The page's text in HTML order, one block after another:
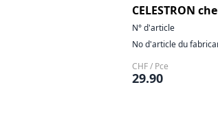
CELESTRON
N° d'article
No d'article du
CHF / Pce
29.90